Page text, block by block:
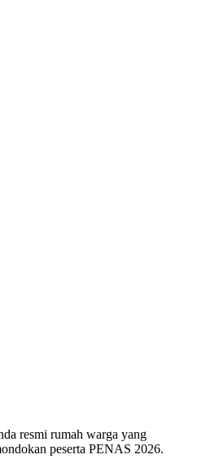
resmi rumah warga yang
peserta PENAS 2026.